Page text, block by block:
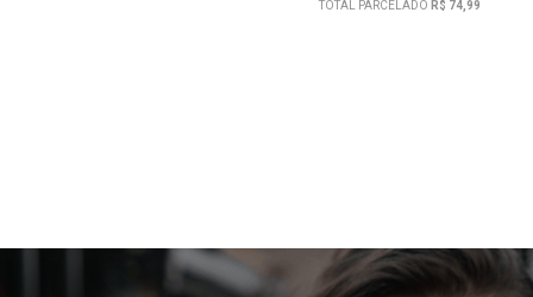
TOTAL PARCELADO R$ 74,99